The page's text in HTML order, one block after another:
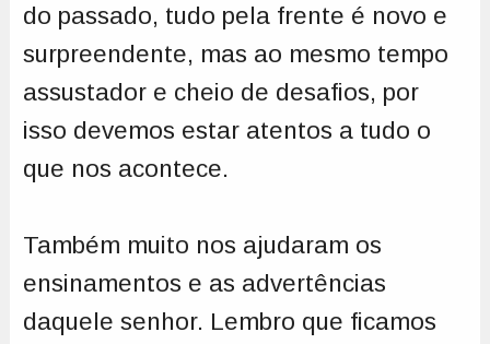
do passado, tudo pela frente é novo e
surpreendente, mas ao mesmo tempo
assustador e cheio de desafios, por
isso devemos estar atentos a tudo o
que nos acontece.
Também muito nos ajudaram os
ensinamentos e as advertências
daquele senhor. Lembro que ficamos